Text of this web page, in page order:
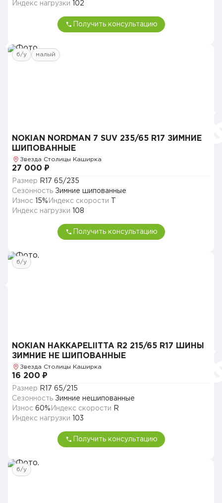
Индекс нагрузки 102
Получить консультацию
б/у малый
NOKIAN NORDMAN 7 SUV 235/65 R17 ЗИМНИЕ
ШИПОВАННЫЕ
Звезда Столицы Каширка
27 000 ₽
Размер
R17 65/235
Сезонность Зимние шипованные
Износ
15% Индекс скорости
Индекс нагрузки
108
Получить консультацию
б/у
NOKIAN HAKKAPELIITTA R2 215/65 R17 ШИНЫ
ЗИМНИЕ НЕ ШИПОВАННЫЕ
Звезда Столицы Каширка
16 200 ₽
Размер
R17 65/215
Сезонность Зимние нешипованные
Износ 60% Индекс скорости
R
Индекс нагрузки
103
Получить консультацию
б/у